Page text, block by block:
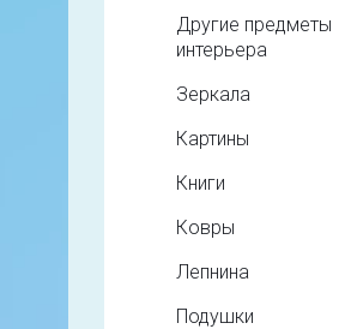
Другие предметы
интерьера
Зеркала
Картины
Книги
Ковры
Лепнина
Подушки